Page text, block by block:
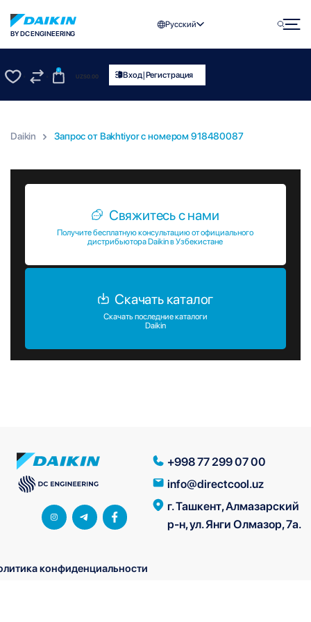
BY DC ENGINEERING
Русский
0
UZS0.00 Вход|Регистрация
Daikin Запрос от Bakhtiyor c номером 918480087
Свяжитесь с нами
Получите бесплатную консультацию от официального
дистрибьютора Daikin в Узбекистане
Скачать каталог
Скачать последние каталоги
Daikin
+998 77 299 07 00
info@directcool.uz
г. Ташкент, Алмазарский
р-н, ул. Янги Олмазор, 7а.
конфиденциальности